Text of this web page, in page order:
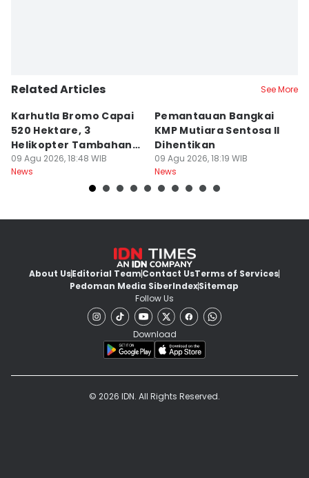
Related Articles See More
Karhutla Bromo Capai
520 Hektare, 3
Helikopter Tambahan
Diterjunkan
09 Agu 2026, 18:48 WIB
News
Pemantauan Bangkai
KMP Mutiara Sentosa II
Dihentikan
09 Agu 2026, 18:19 WIB
News
About UsEditorial TeamContact UsTerms of Services
Pedoman Media SiberIndexSitemap
Follow Us
Download
© 2026 IDN. All Rights Reserved.